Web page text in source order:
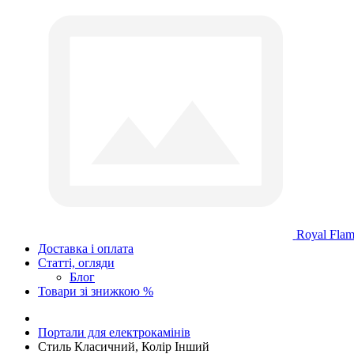
Royal
Доставка і оплата
Статті, огляди
Блог
Товари зі знижкою %
Портали для електрокамінів
Стиль Класичний, Колір Інший